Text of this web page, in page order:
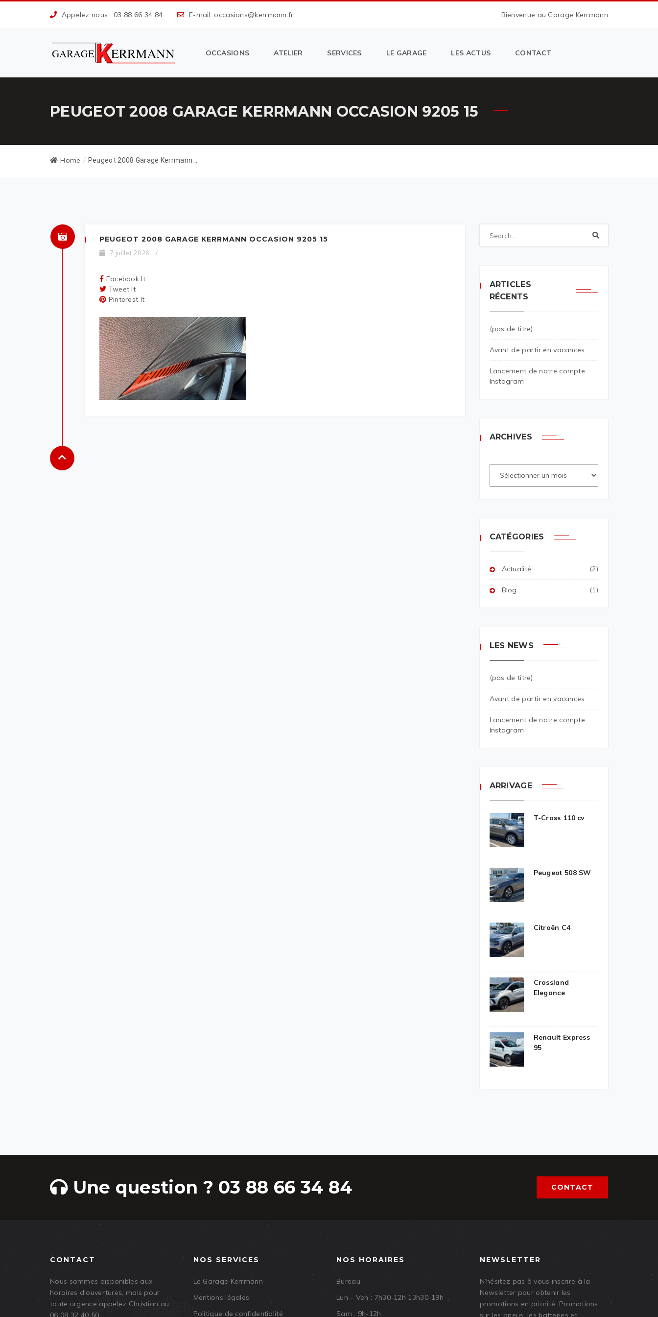
Appelez nous : 03 88 66 34 84 E-mail: occasions@kerrmann.fr Bienvenue au Garage Kerrmann
OCCASIONS ATELIER SERVICES LE GARAGE LES ACTUS CONTACT
PEUGEOT 2008 GARAGE KERRMANN OCCASION 9205 15
Home / Peugeot 2008 Garage Kerrmann...
PEUGEOT 2008 GARAGE KERRMANN OCCASION 9205 15
7 juillet 2026 /
Facebook It
Tweet It
Pinterest It
ARTICLES
RÉCENTS
(pas de titre)
Avant de partir en vacances
Lancement de notre compte
Instagram
ARCHIVES
CATÉGORIES
Actualité (2)
Blog (1)
LES NEWS
(pas de titre)
Avant de partir en vacances
Lancement de notre compte
Instagram
ARRIVAGE
T-Cross 110 cv
Peugeot 508 SW
Citroën C4
Crossland
Elegance
Renault Express
95
Une question ? 03 88 66 34 84 CONTACT
CONTACT
Nous sommes disponibles aux
horaires d'ouvertures, mais pour
toute urgence appelez Christian au
06 08 32 40 50
NOS SERVICES
Le Garage Kerrmann
Mentions légales
Politique de confidentialité
NOS HORAIRES
Bureau
Lun – Ven : 7h30-12h 13h30-19h
Sam : 9h-12h
NEWSLETTER
N’hésitez pas à vous inscrire à la
Newsletter pour obtenir les
promotions en priorité. Promotions
sur les pneus, les batteries et